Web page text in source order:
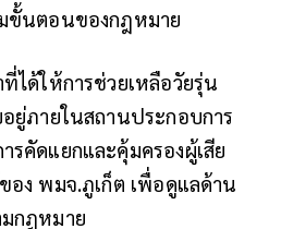
ขั้นตอนของกฎหมาย
ได้ให้การช่วยเหลือวัยรุ่น
ยู่ภายในสถานประกอบการ
รคัดแยกและคุ้มครองผู้เสีย
อง พมจ.ภูเก็ต เพื่อดูแลด้าน
กฎหมาย